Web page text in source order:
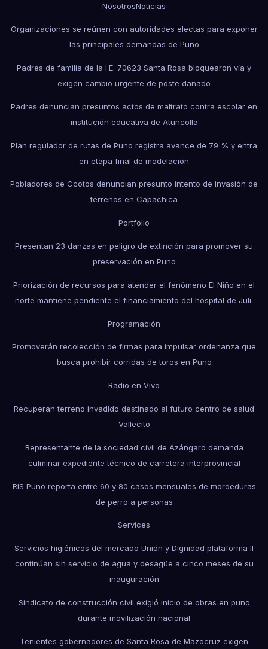
NosotrosNoticias
Organizaciones se reúnen con autoridades electas para exponer
las principales demandas de Puno
Padres de familia de la I.E. 70623 Santa Rosa bloquearon vía y
exigen cambio urgente de poste dañado
Padres denuncian presuntos actos de maltrato contra escolar en
institución educativa de Atuncolla
Plan regulador de rutas de Puno registra avance de 79 % y entra
en etapa final de modelación
Pobladores de Ccotos denuncian presunto intento de invasión de
terrenos en Capachica
Portfolio
Presentan 23 danzas en peligro de extinción para promover su
preservación en Puno
Priorización de recursos para atender el fenómeno El Niño en el
norte mantiene pendiente el financiamiento del hospital de Juli.
Programación
Promoverán recolección de firmas para impulsar ordenanza que
busca prohibir corridas de toros en Puno
Radio en Vivo
Recuperan terreno invadido destinado al futuro centro de salud
Vallecito
Representante de la sociedad civil de Azángaro demanda
culminar expediente técnico de carretera interprovincial
RIS Puno reporta entre 60 y 80 casos mensuales de mordeduras
de perro a personas
Services
Servicios higiénicos del mercado Unión y Dignidad plataforma II
continúan sin servicio de agua y desagüe a cinco meses de su
inauguración
Sindicato de construcción civil exigió inicio de obras en puno
durante movilización nacional
Tenientes gobernadores de Santa Rosa de Mazocruz exigen